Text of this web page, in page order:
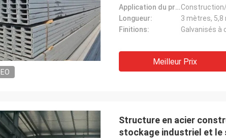
Application du projet:
Longueur:
3 mètres,
Finitions:
Galvanisés
Meilleur Prix
Structure en acier
stockage industriel et